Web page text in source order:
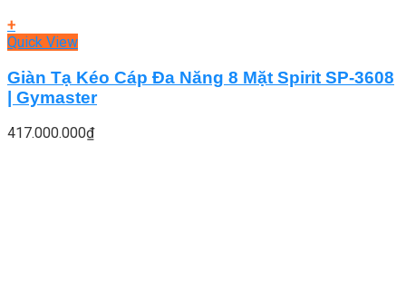
+
Quick View
Giàn Tạ Kéo Cáp Đa Năng 8 Mặt Spirit SP-3608
| Gymaster
417.000.000₫